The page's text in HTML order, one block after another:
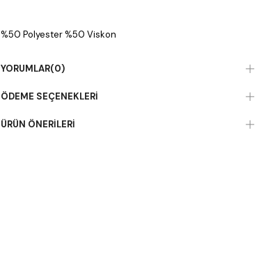
%50 Polyester %50 Viskon
YORUMLAR(0)
ÖDEME SEÇENEKLERI
ÜRÜN ÖNERILERI